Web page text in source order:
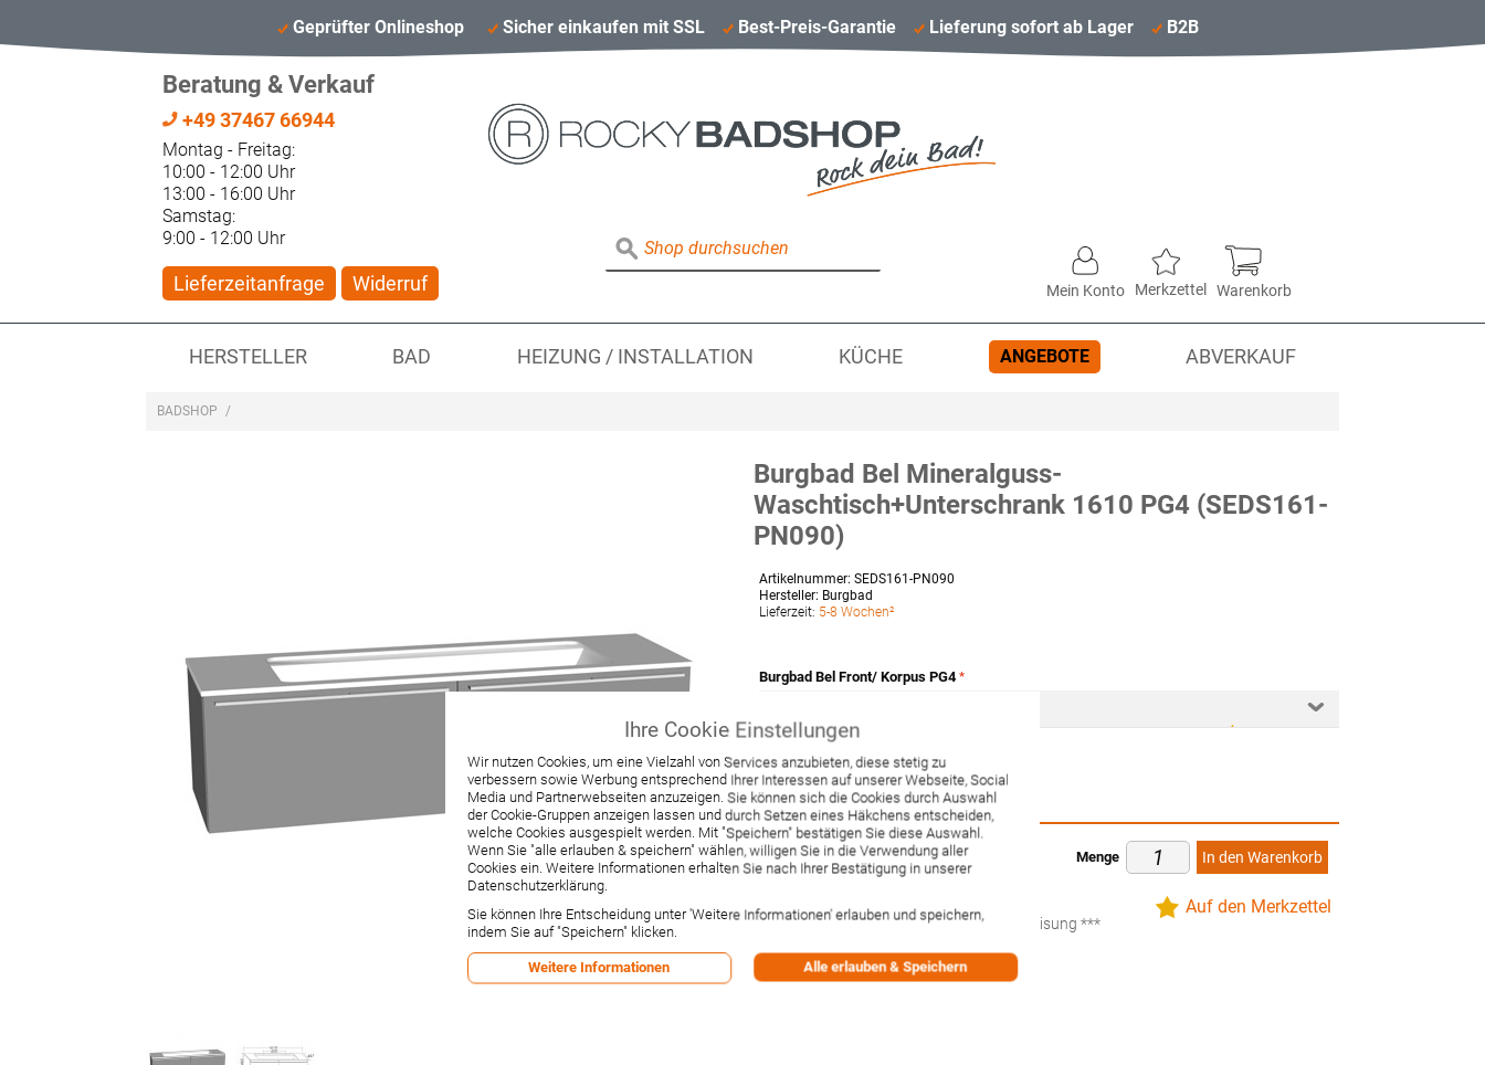
Geprüfter Onlineshop Sicher einkaufen mit SSL Best-Preis-Garantie Lieferung sofort ab Lager B2B
Beratung & Verkauf
+49 37467 66944
Montag - Freitag:
10:00 - 12:00 Uhr
13:00 - 16:00 Uhr
Samstag:
9:00 - 12:00 Uhr
Lieferzeitanfrage Widerruf Mein Konto Merkzettel Warenkorb
HERSTELLER BAD HEIZUNG / INSTALLATION KÜCHE ANGEBOTE ABVERKAUF
BADSHOP /
Burgbad Bel Mineralguss-
Waschtisch+Unterschrank 1610 PG4 (SEDS161-
PN090)
Artikelnummer: SEDS161-PN090
Hersteller: Burgbad
Lieferzeit: 5-8 Wochen²
Burgbad Bel Front/ Korpus PG4
Menge In den Warenkorb
Auf den Merkzettel
Preis ab: 2.157,99 €
-1% Rabatt bei Vorkasse per Banküberweisung ***
Versandpunkte:45
Versand erfolgt per Spedition
Ihre Cookie Einstellungen
Wir nutzen Cookies, um eine Vielzahl von Services anzubieten, diese stetig zu
verbessern sowie Werbung entsprechend Ihrer Interessen auf unserer Webseite, Social
Media und Partnerwebseiten anzuzeigen. Sie können sich die Cookies durch Auswahl
der Cookie-Gruppen anzeigen lassen und durch Setzen eines Häkchens entscheiden,
welche Cookies ausgespielt werden. Mit "Speichern" bestätigen Sie diese Auswahl.
Wenn Sie "alle erlauben & speichern" wählen, willigen Sie in die Verwendung aller
Cookies ein. Weitere Informationen erhalten Sie nach Ihrer Bestätigung in unserer
Datenschutzerklärung.
Sie können Ihre Entscheidung unter 'Weitere Informationen' erlauben und speichern,
indem Sie auf "Speichern" klicken.
Weitere Informationen Alle erlauben & Speichern